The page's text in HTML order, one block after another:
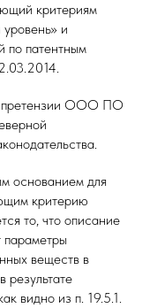
критериям
и
по патентным
претензии ООО ПО
основанием для
критерию
то, что описание
веществ в
результате
видно из п. 19.5.1.